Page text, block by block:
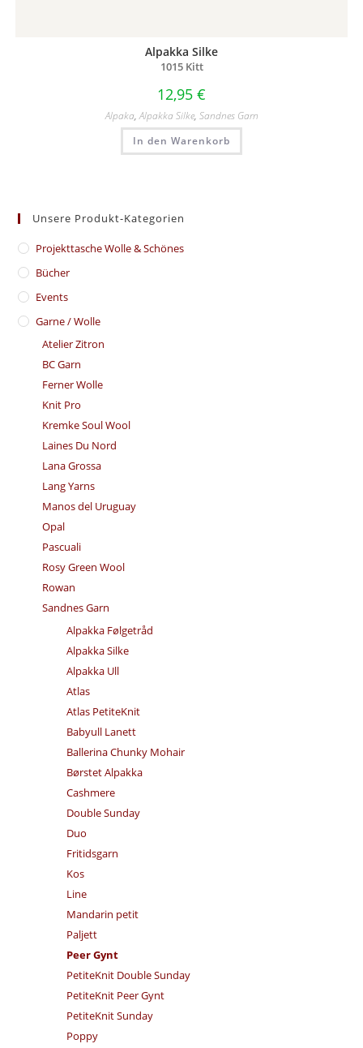
Alpakka Silke
1015 Kitt
12,95 €
Alpaka,Alpakka Silke, Sandnes Garn
In den Warenkorb
Unsere Produkt-Kategorien
​Projekttasche Wolle & Schönes
Bücher
Events
Garne / Wolle
Atelier Zitron
BC Garn
Ferner Wolle
Knit Pro
Kremke Soul Wool
Laines Du Nord
Lana Grossa
Lang Yarns
Manos del Uruguay
Opal
Pascuali
Rosy Green Wool
Rowan
Sandnes Garn
Alpakka Følgetråd
Alpakka Silke
Alpakka Ull
Atlas
Atlas PetiteKnit
Babyull Lanett
Ballerina Chunky Mohair
Børstet Alpakka
Cashmere
Double Sunday
Duo
Fritidsgarn
Kos
Line
Mandarin petit
Paljett
Peer Gynt
PetiteKnit Double Sunday
PetiteKnit Peer Gynt
PetiteKnit Sunday
Poppy